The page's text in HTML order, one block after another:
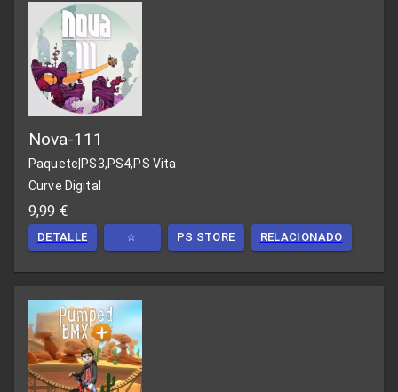
Nova-111
Paquete PS3,PS4,PS Vita
Curve Digital
9,99 €
DETALLE ☆ PS STORE RELACIONADO